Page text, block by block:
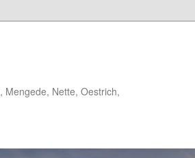
Mengede, Nette, Oestrich,